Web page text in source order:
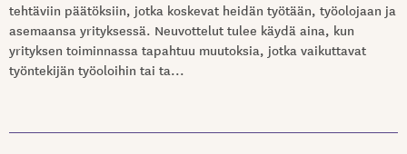
tehtäviin päätöksiin, jotka koskevat heidän työtään, työolojaan ja
asemaansa yrityksessä. Neuvottelut tulee käydä aina, kun
yrityksen toiminnassa tapahtuu muutoksia, jotka vaikuttavat
työntekijän työoloihin tai ta...